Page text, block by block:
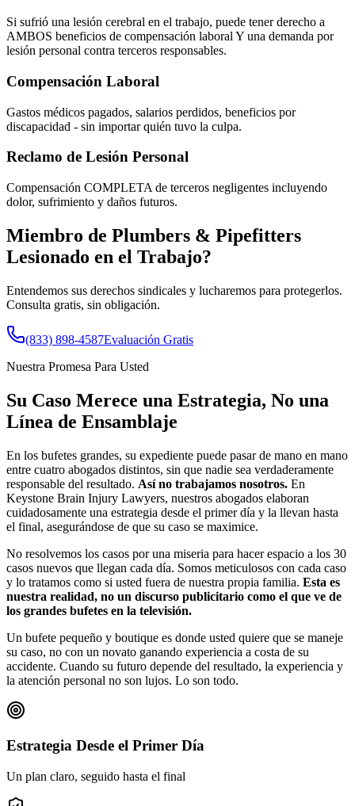
Si sufrió una lesión cerebral en el trabajo, puede tener derecho a
AMBOS beneficios de compensación laboral Y una demanda por
lesión personal contra terceros responsables.
Compensación Laboral
Gastos médicos pagados, salarios perdidos, beneficios por
discapacidad - sin importar quién tuvo la culpa.
Reclamo de Lesión Personal
Compensación COMPLETA de terceros negligentes incluyendo
dolor, sufrimiento y daños futuros.
Miembro de Plumbers & Pipefitters
Lesionado en el Trabajo?
Entendemos sus derechos sindicales y lucharemos para protegerlos.
Consulta gratis, sin obligación.
(833) 898-4587Evaluación Gratis
Nuestra Promesa Para Usted
Su Caso Merece una Estrategia, No una
Línea de Ensamblaje
En los bufetes grandes, su expediente puede pasar de mano en mano
entre cuatro abogados distintos, sin que nadie sea verdaderamente
responsable del resultado. Así no trabajamos nosotros. En
Keystone Brain Injury Lawyers, nuestros abogados elaboran
cuidadosamente una estrategia desde el primer día y la llevan hasta
el final, asegurándose de que su caso se maximice.
No resolvemos los casos por una miseria para hacer espacio a los 30
casos nuevos que llegan cada día. Somos meticulosos con cada caso
y lo tratamos como si usted fuera de nuestra propia familia. Esta es
nuestra realidad, no un discurso publicitario como el que ve de
los grandes bufetes en la televisión.
Un bufete pequeño y boutique es donde usted quiere que se maneje
su caso, no con un novato ganando experiencia a costa de su
accidente. Cuando su futuro depende del resultado, la experiencia y
la atención personal no son lujos. Lo son todo.
Estrategia Desde el Primer Día
Un plan claro, seguido hasta el final